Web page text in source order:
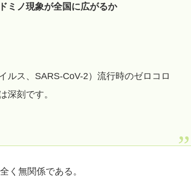
ミノ現象が全国に広がるか
ルス、SARS-CoV-2）流行時のゼロコロ
深刻です。
く無関係である。